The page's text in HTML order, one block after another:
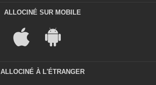
ALLOCINÉ SUR MOBILE
ALLOCINÉ À L'ÉTRANGER